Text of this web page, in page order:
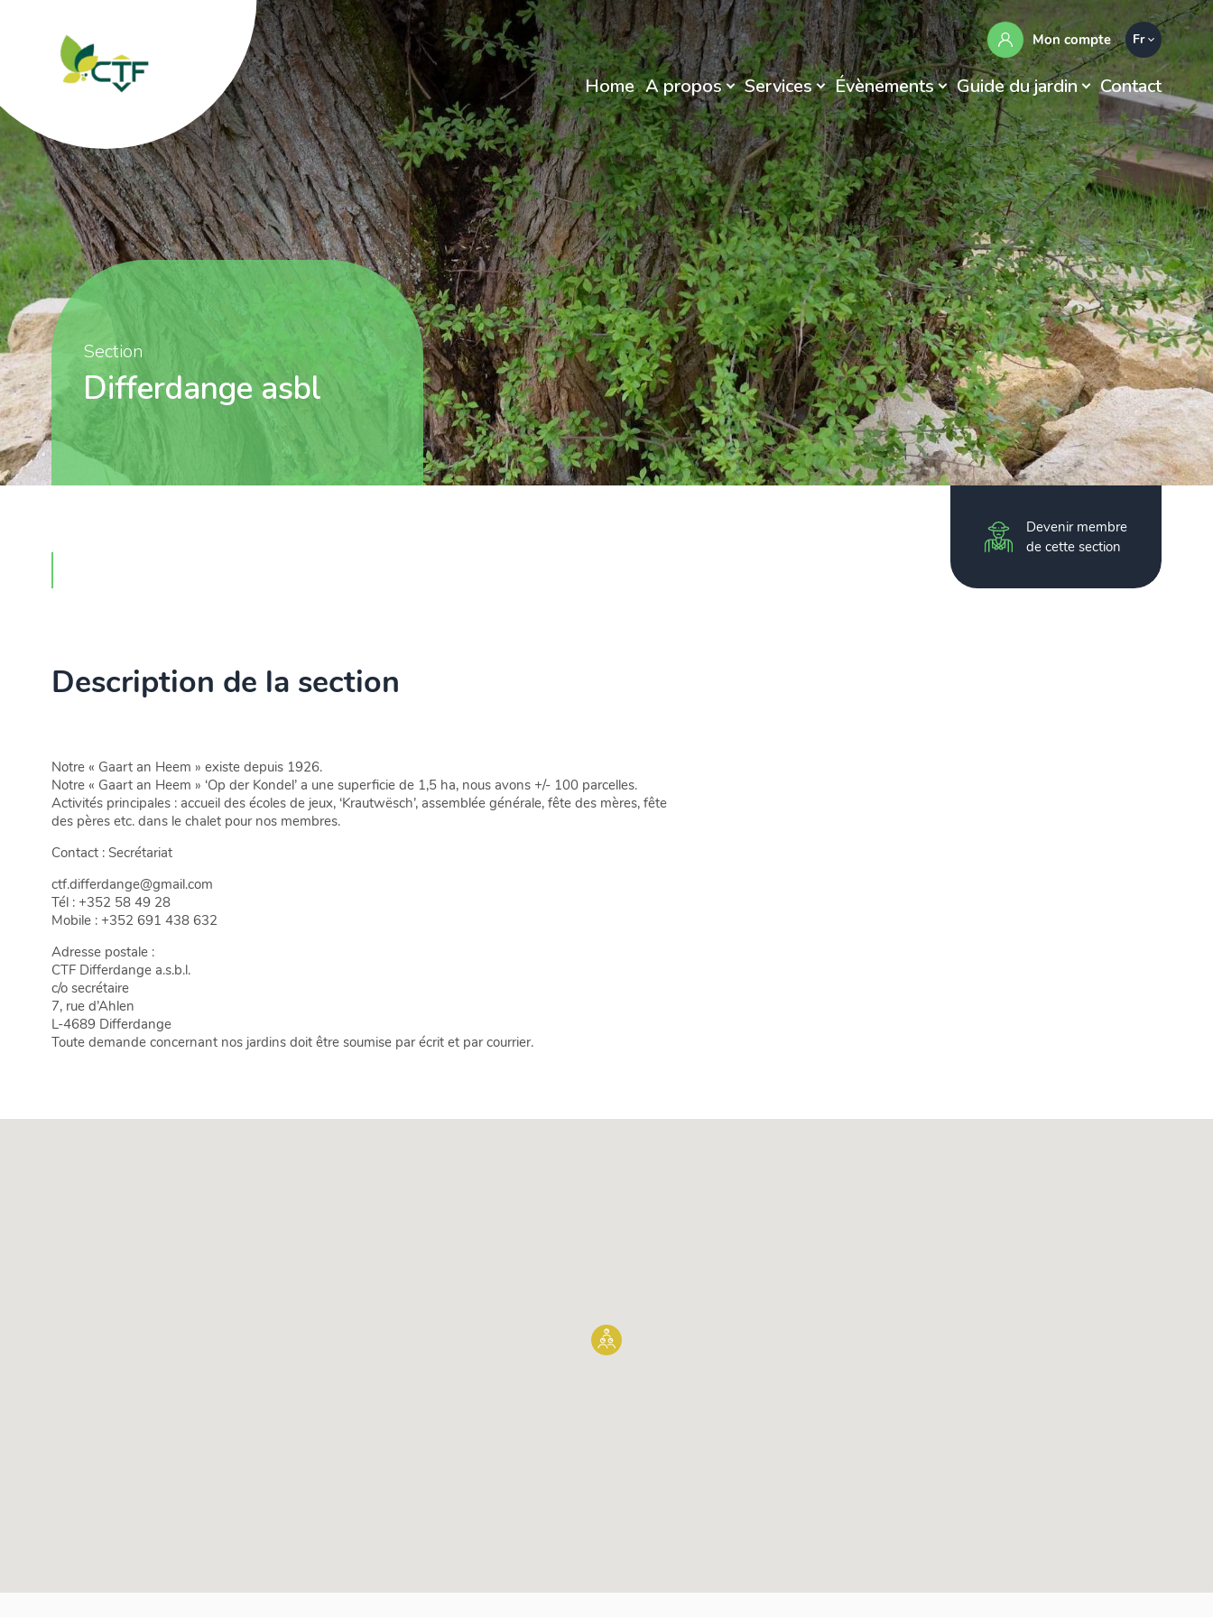
Mon compte Fr
Home A propos Services Évènements Guide du jardin Contact
Section
Differdange asbl
Devenir membre
de cette section
Description de la section
Notre « Gaart an Heem » existe depuis 1926.
Notre « Gaart an Heem » ‘Op der Kondel’ a une superficie de 1,5 ha, nous avons +/- 100 parcelles.
Activités principales : accueil des écoles de jeux, ‘Krautwësch’, assemblée générale, fête des mères, fête
des pères etc. dans le chalet pour nos membres.
Contact : Secrétariat
ctf.differdange@gmail.com
Tél : +352 58 49 28
Mobile : +352 691 438 632
Adresse postale :
CTF Differdange a.s.b.l.
c/o secrétaire
7, rue d’Ahlen
L-4689 Differdange
Toute demande concernant nos jardins doit être soumise par écrit et par courrier.